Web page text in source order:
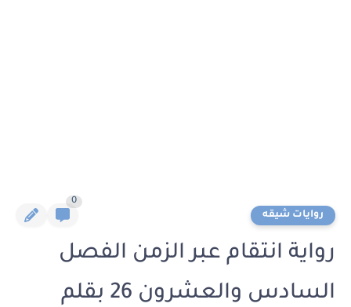
روايات شيقه
0
رواية انتقام عبر الزمن الفصل
السادس والعشرون 26 بقلم